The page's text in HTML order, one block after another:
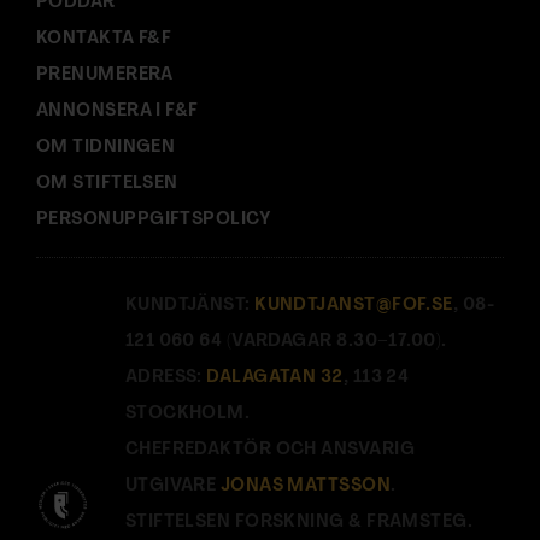
KONTAKTA F&F
PRENUMERERA
ANNONSERA I F&F
OM TIDNINGEN
OM STIFTELSEN
PERSONUPPGIFTSPOLICY
KUNDTJÄNST: KUNDTJANST@FOF.SE , 08-
121 060 64 (VARDAGAR 8.30–17.00).
ADRESS: DALAGATAN 32 , 113 24
STOCKHOLM.
CHEFREDAKTÖR OCH ANSVARIG
UTGIVARE JONAS MATTSSON.
STIFTELSEN FORSKNING & FRAMSTEG.